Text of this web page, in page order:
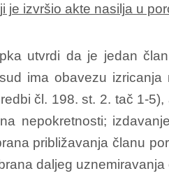
je izvršio akte nasilja u
utvrdi da je jedan
ima obavezu
čl. 198. st. 2. tač 1-
nepokretnosti;
približavanja članu
daljeg uznemiravanja